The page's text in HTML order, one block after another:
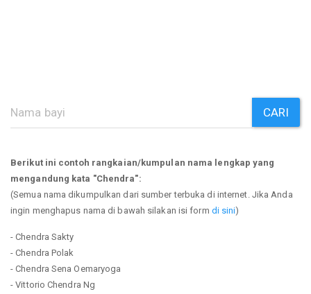
CARI
Berikut ini contoh rangkaian/kumpulan nama lengkap yang
mengandung kata "Chendra":
(Semua nama dikumpulkan dari sumber terbuka di internet. Jika Anda
ingin menghapus nama di bawah silakan isi form di sini)
- Chendra Sakty
- Chendra Polak
- Chendra Sena Oemaryoga
- Vittorio Chendra Ng